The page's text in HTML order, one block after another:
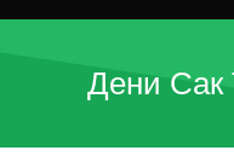
Дени Сак